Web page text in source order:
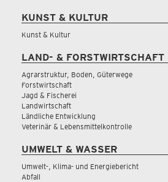
KUNST & KULTUR
Kunst & Kultur
LAND- & FORSTWIRTSCHAFT
Agrarstruktur, Boden, Güterwege
Forstwirtschaft
Jagd & Fischerei
Landwirtschaft
Ländliche Entwicklung
Veterinär & Lebensmittelkontrolle
UMWELT & WASSER
Umwelt-, Klima- und Energiebericht
Abfall